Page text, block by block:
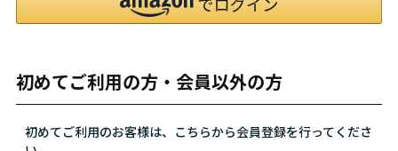
初めてご利用の方・会員以外の方
初めてご利用のお客様は、こちらから会員登録を行ってくださ